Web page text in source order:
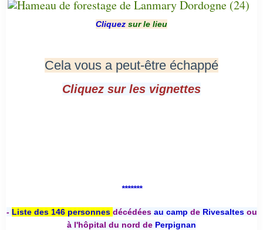
Cliquez sur le lieu
Cela vous a peut-être échappé
Cliquez sur les vignettes
*******
- Liste des 146 personnes décédées au camp deRivesaltesou
à l'hôpital du nord de Perpignan